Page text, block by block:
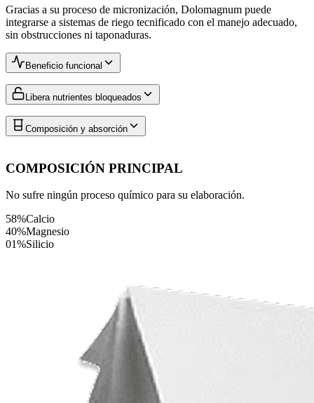
Gracias a su proceso de micronización, Dolomagnum puede
integrarse a sistemas de riego tecnificado con el manejo adecuado,
sin obstrucciones ni taponaduras.
Beneficio funcional
Libera nutrientes bloqueados
Composición y absorción
COMPOSICIÓN PRINCIPAL
No sufre ningún proceso químico para su elaboración.
58%Calcio
40%Magnesio
01%Silicio